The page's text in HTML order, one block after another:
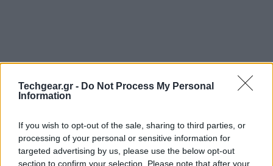
Techgear.gr - Do Not Process My Personal
Information
If you wish to opt-out of the sale, sharing to third parties, or
processing of your personal or sensitive information for
targeted advertising by us, please use the below opt-out
section to confirm your selection. Please note that after your
4 μέχρι Adobe Photoshop Elements), ενώ η λειτουργία του είναι
παρόμοια με αυτή του Mac App Store, δηλαδή login, επιλογή
εφαρμογής, πληρωμή και download στον υπολογιστή.
Η Amazon βασίζει την επιτυχία του νέου της καταστήματος στο
γεγονός ότι μπορεί να προσφέρει σημαντικές εκπτώσεις στις
περισσότερες από τις εφαρμογές. Επιπλέον, θα μπορούσε να
προσφέρει και τη "free app of the day", όπως κάνει δηλαδή στο